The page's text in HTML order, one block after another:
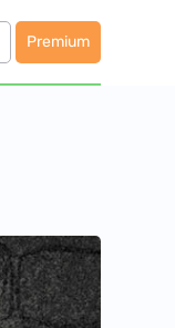
Premium